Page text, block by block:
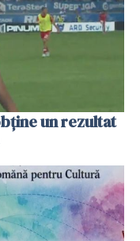
un rezultat